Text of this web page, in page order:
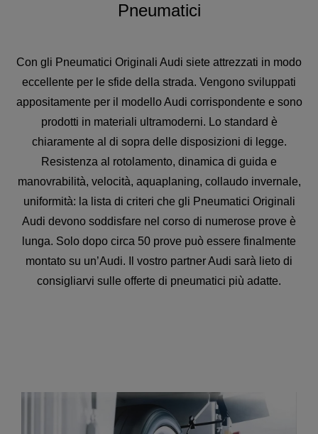
Pneumatici
Con gli Pneumatici Originali Audi siete attrezzati in modo
eccellente per le sfide della strada. Vengono sviluppati
appositamente per il modello Audi corrispondente e sono
prodotti in materiali ultramoderni. Lo standard è
chiaramente al di sopra delle disposizioni di legge.
Resistenza al rotolamento, dinamica di guida e
manovrabilità, velocità, aquaplaning, collaudo invernale,
uniformità: la lista di criteri che gli Pneumatici Originali
Audi devono soddisfare nel corso di numerose prove è
lunga. Solo dopo circa 50 prove può essere finalmente
montato su un’Audi. Il vostro partner Audi sarà lieto di
consigliarvi sulle offerte di pneumatici più adatte.